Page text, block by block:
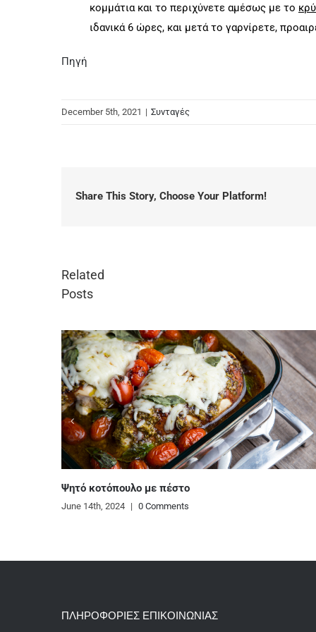
κομμάτια και το περιχύνετε αμέσως με το
ιδανικά 6 ώρες, και μετά το γαρνίρετε,
Πηγή
December 5th, 2021 | Συνταγές
Share This Story, Choose Your Platform!
Related
Posts
Πανεύκολο παγωτό κασάτο
June 13th, 2024 0 Comments